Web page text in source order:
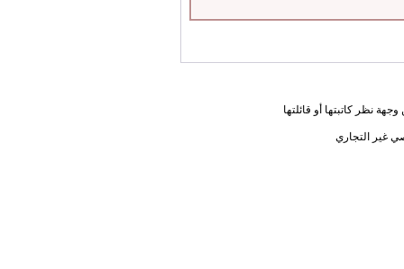
نظر كاتبتها أو قائلتها
غير التجاري